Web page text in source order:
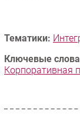
Тематики:
Ключевые
Корпоративная